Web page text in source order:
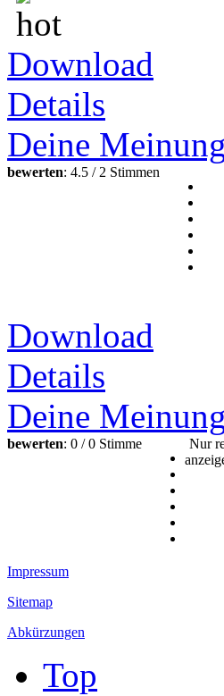
Download
Details
Deine
bewerten: 4.5 / 2 Stimmen
Download
Details
Deine
bewerten: 0 / 0 Stimme
Nur
Impressum
Sitemap
Abkürzungen
Top